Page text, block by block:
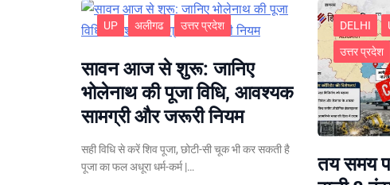
UP अलीगढ उत्तर प्रदेश
सावन आज से शुरू: जानिए
भोलेनाथ की पूजा विधि, आवश्यक
सामग्री और जरूरी नियम
सही विधि से करें शिव पूजा, छोटी-सी चूक भी कर सकती है
पूजा का फल अधूरा धर्म-कर्म |…
DELHI
उत्तर प्रदेश
तय समय